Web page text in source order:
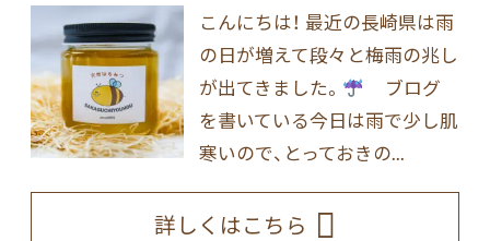
こんにちは！ 最近の長崎県は雨
の日が増えて段々と梅雨の兆し
が出てきました。
ブログ
を書いている今日は雨で少し肌
寒いので、とっておきの...
詳しくはこちら